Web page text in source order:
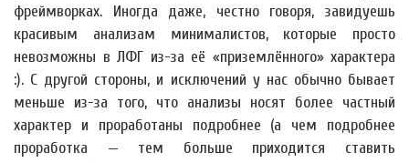
фреймворках. Иногда даже, честно говоря, завидуешь
красивым анализам минималистов, которые просто
невозможны в ЛФГ из-за её «приземлённого» характера
:). С другой стороны, и исключений у нас обычно бывает
меньше из-за того, что анализы носят более частный
характер и проработаны подробнее (а чем подробнее
проработка — тем больше приходится ставить